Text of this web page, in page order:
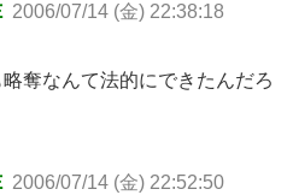
2006/07/14 (金) 22:38:18
奪なんて法的にできたんだろ
2006/07/14 (金) 22:52:50